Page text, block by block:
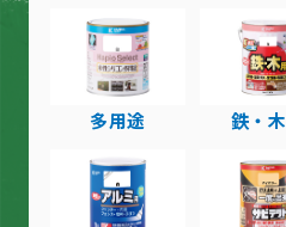
多用途 鉄・